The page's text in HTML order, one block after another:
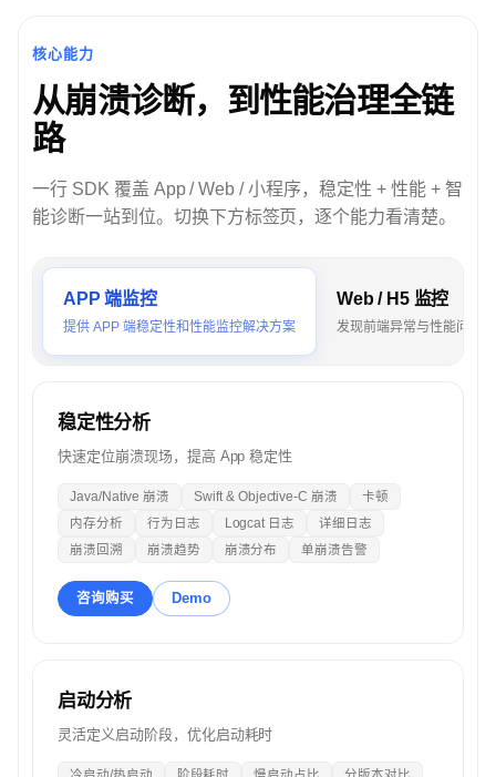
核心能力
从崩溃诊断，到性能治理全链
路
一行 SDK 覆盖 App / Web / 小程序，稳定性 + 性能 + 智
能诊断一站到位。切换下方标签页，逐个能力看清楚。
APP 端监控
提供 APP 端稳定性和性能监控解决方案
Web / H5 监控
发现前端异常与性能问题
稳定性分析
快速定位崩溃现场，提高 App 稳定性
Java/Native 崩溃 Swift & Objective-C 崩溃
卡顿
内存分析
行为日志 Logcat 日志
详细日志
崩溃回溯
崩溃趋势 崩溃分布 单崩溃告警
咨询购买 Demo
启动分析
灵活定义启动阶段，优化启动耗时
冷启动/热启动 阶段耗时 慢启动占比 分版本对比